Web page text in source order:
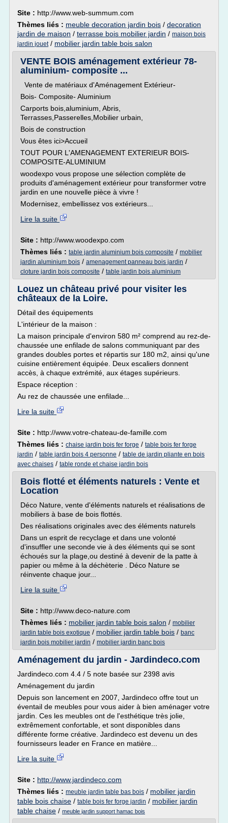
Site : http://www.web-summum.com
Thèmes liés : meuble decoration jardin bois / decoration
jardin de maison / terrasse bois mobilier jardin / maison bois
jardin jouet/ mobilier jardin table bois salon
VENTE BOIS aménagement extérieur 78-
aluminium- composite ...
Vente de matériaux d'Aménagement Extérieur-
Bois- Composite- Aluminium
Carports bois,aluminium, Abris,
Terrasses,Passerelles,Mobilier urbain,
Bois de construction
Vous êtes ici>Accueil
TOUT POUR L'AMENAGEMENT EXTERIEUR BOIS-
COMPOSITE-ALUMINIUM
woodexpo vous propose une sélection complète de
produits d'aménagement extérieur pour transformer votre
jardin en une nouvelle pièce à vivre !
Modernisez, embellissez vos extérieurs...
Lire la suite
Site : http://www.woodexpo.com
Thèmes liés : table jardin aluminium bois composite / mobilier
jardin aluminium bois / amenagement panneau bois jardin /
cloture jardin bois composite / table jardin bois aluminium
Louez un château privé pour visiter les
châteaux de la Loire.
Détail des équipements
L'intérieur de la maison :
La maison principale d'environ 580 m² comprend au rez-de-
chaussée une enfilade de salons communiquant par des
grandes doubles portes et répartis sur 180 m2, ainsi qu'une
cuisine entièrement équipée. Deux escaliers donnent
accès, à chaque extrémité, aux étages supérieurs.
Espace réception :
Au rez de chaussée une enfilade...
Lire la suite
Site : http://www.votre-chateau-de-famille.com
Thèmes liés : chaise jardin bois fer forge / table bois fer forge
jardin / table jardin bois 4 personne / table de jardin pliante en bois
avec chaises / table ronde et chaise jardin bois
Bois flotté et éléments naturels : Vente et
Location
Déco Nature, vente d'éléments naturels et réalisations de
mobiliers à base de bois flottés.
Des réalisations originales avec des éléments naturels
Dans un esprit de recyclage et dans une volonté
d'insuffler une seconde vie à des éléments qui se sont
échoués sur la plage,ou destiné à devenir de la patte à
papier ou même à la déchèterie . Déco Nature se
réinvente chaque jour...
Lire la suite
Site : http://www.deco-nature.com
Thèmes liés : mobilier jardin table bois salon / mobilier
jardin table bois exotique / mobilier jardin table bois / banc
jardin bois mobilier jardin / mobilier jardin banc bois
Aménagement du jardin - Jardindeco.com
Jardindeco.com 4.4 / 5 note basée sur 2398 avis
Aménagement du jardin
Depuis son lancement en 2007, Jardindeco offre tout un
éventail de meubles pour vous aider à bien aménager votre
jardin. Ces les meubles ont de l'esthétique très jolie,
extrêmement confortable, et sont disponibles dans
différente forme créative. Jardindeco est devenu un des
fournisseurs leader en France en matière...
Lire la suite
Site : http://www.jardindeco.com
Thèmes liés : meuble jardin table bas bois / mobilier jardin
table bois chaise / table bois fer forge jardin / mobilier jardin
table chaise / meuble jardin support hamac bois